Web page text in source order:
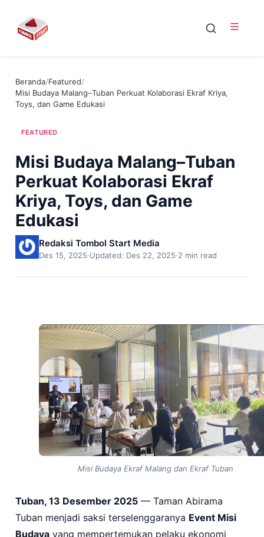
Beranda/Featured/
Misi Budaya Malang–Tuban Perkuat Kolaborasi Ekraf Kriya,
Toys, dan Game Edukasi
FEATURED
Misi Budaya Malang–Tuban
Perkuat Kolaborasi Ekraf
Kriya, Toys, dan Game
Edukasi
Redaksi Tombol Start Media
Des 15, 2025·Updated: Des 22, 2025·2 min read
Misi Budaya Ekraf Malang dan Ekraf Tuban
Tuban, 13 Desember 2025 — Taman Abirama
Tuban menjadi saksi terselenggaranya Event Misi
Budaya yang mempertemukan pelaku ekonomi